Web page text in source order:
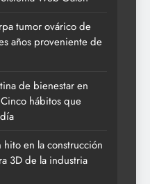
tumor ovárico de
años proveniente de
de bienestar en
hábitos que
hito en la construcción
3D de la industria